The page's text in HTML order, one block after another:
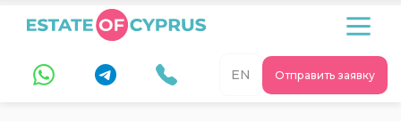
Отправить заявку
EN